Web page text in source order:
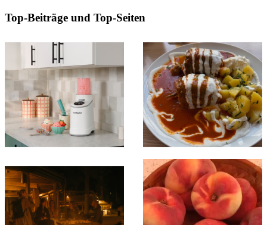
Top-Beiträge und Top-Seiten